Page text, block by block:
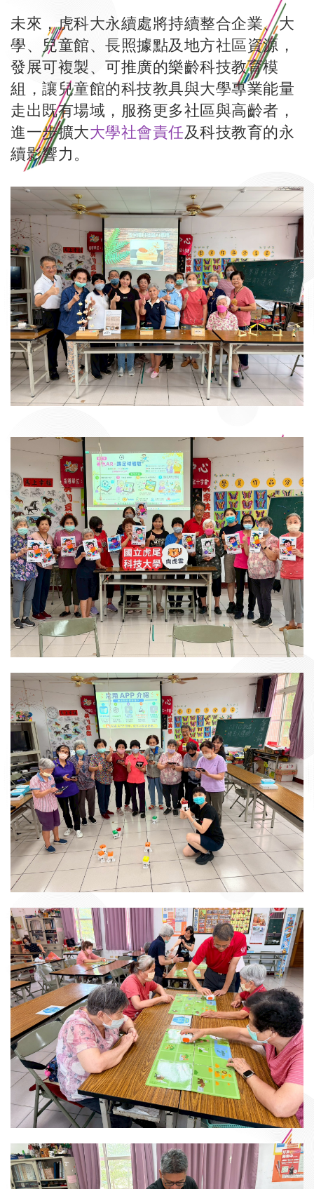
未來，虎科大永續處將持續整合企業、大
學、兒童館、長照據點及地方社區資源，
發展可複製、可推廣的樂齡科技教育模
組，讓兒童館的科技教具與大學專業能量
走出既有場域，服務更多社區與高齡者，
進一步擴大大學社會責任及科技教育的永
續影響力。